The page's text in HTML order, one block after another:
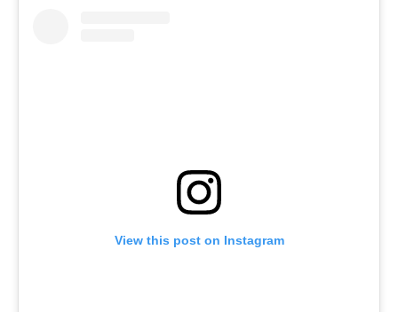
View this post on Instagram